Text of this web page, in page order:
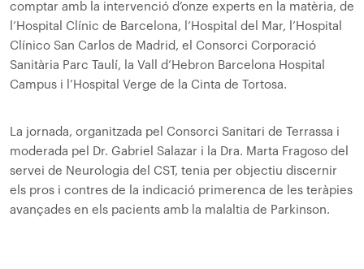
comptar amb la intervenció d’onze experts en la matèria, de
l’Hospital Clínic de Barcelona, l’Hospital del Mar, l’Hospital
Clínico San Carlos de Madrid, el Consorci Corporació
Sanitària Parc Taulí, la Vall d’Hebron Barcelona Hospital
Campus i l’Hospital Verge de la Cinta de Tortosa.
La jornada, organitzada pel Consorci Sanitari de Terrassa i
moderada pel Dr. Gabriel Salazar i la Dra. Marta Fragoso del
servei de Neurologia del CST, tenia per objectiu discernir
els pros i contres de la indicació primerenca de les teràpies
avançades en els pacients amb la malaltia de Parkinson.